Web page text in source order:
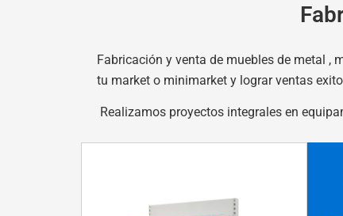
Fabricación y venta de muebles de metal ,
tu market o minimarket y lograr ventas
Realizamos proyectos integrales en